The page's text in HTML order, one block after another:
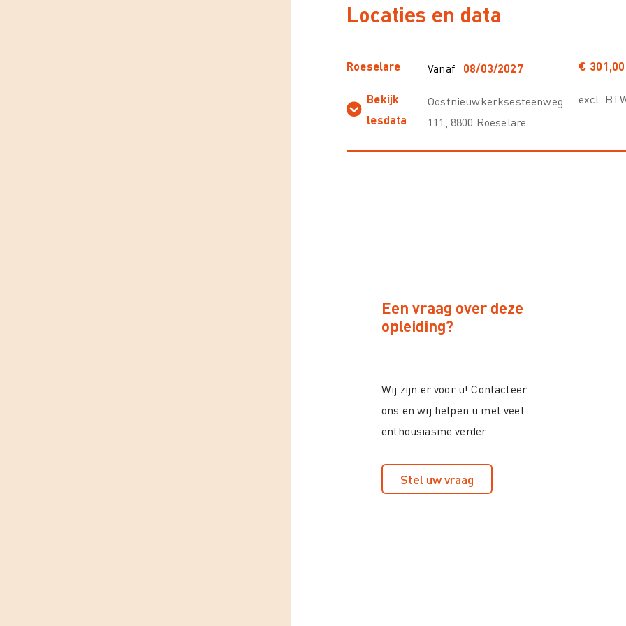
Locaties en data
Roeselare
Bekijk
lesdata
Vanaf 08/03/2027
Oostnieuwkerksesteenweg
111, 8800 Roeselare
€ 301,00
excl.
Een vraag over deze
opleiding?
Wij zijn er voor u! Contacteer
ons en wij helpen u met veel
enthousiasme verder.
Stel uw vraag